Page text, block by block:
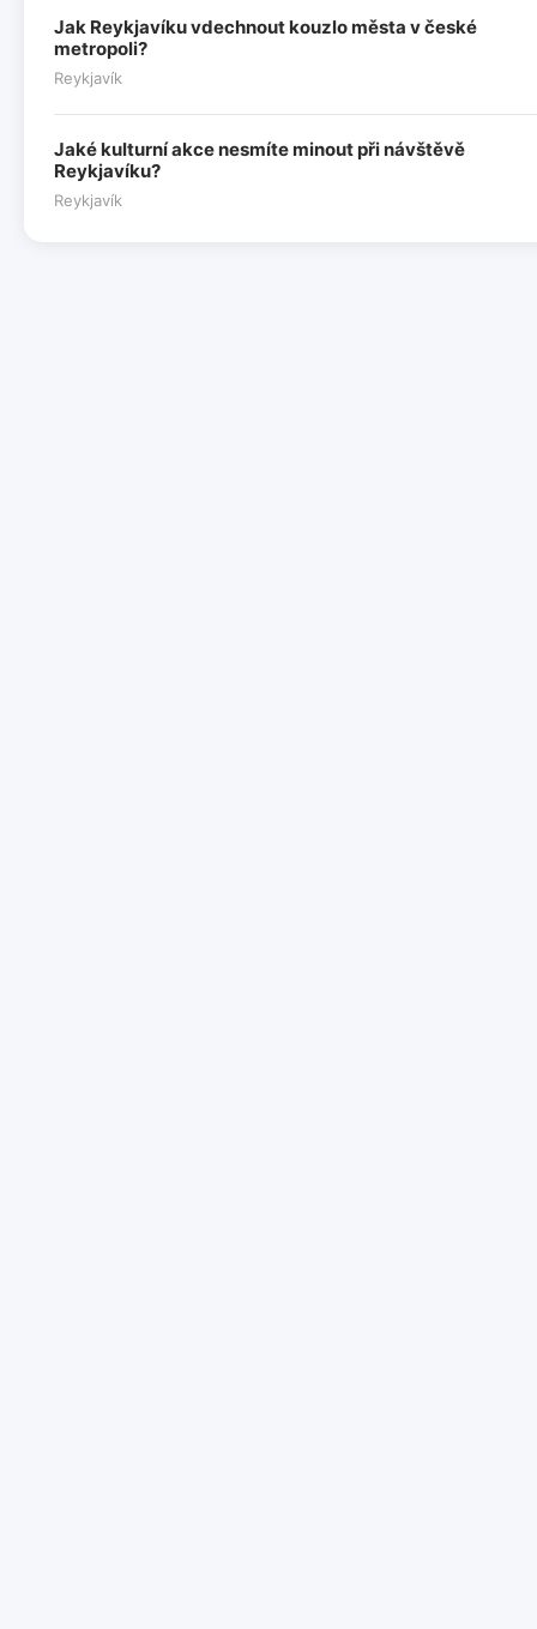
Jak Reykjavíku vdechnout kouzlo města v české
metropoli?
Reykjavík
Jaké kulturní akce nesmíte minout při návštěvě
Reykjavíku?
Reykjavík